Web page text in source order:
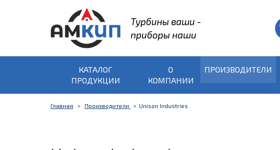
Турбины ваши -
приборы наши
КАТАЛОГ
ПРОДУКЦИИ
О
КОМПАНИИ
ПРОИЗВОДИТЕЛИ
Главная Производители Unison Industries